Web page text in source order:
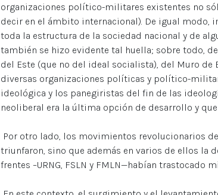
organizaciones político-militares existentes no
decir en el ámbito internacional). De igual modo,
toda la estructura de la sociedad nacional y de
también se hizo evidente tal huella; sobre todo,
del Este (que no del ideal socialista), del Muro de
diversas organizaciones políticas y político-
ideológica y los panegiristas del fin de las
neoliberal era la última opción de desarrollo y
Por otro lado, los movimientos revolucionarios
triunfaron, sino que además en varios de ellos la
frentes –URNG, FSLN y FMLN—habían trastocado